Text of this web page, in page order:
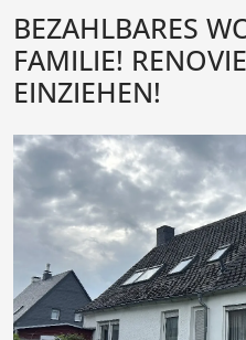
BEZAHLBARES
FAMILIE!
EINZIEHEN!